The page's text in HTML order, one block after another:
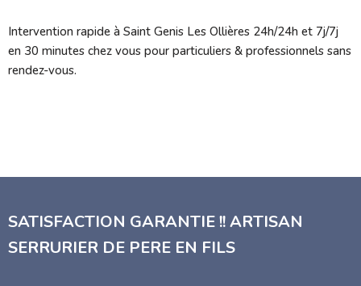
Intervention rapide à Saint Genis Les Ollières 24h/24h et 7j/7j
en 30 minutes chez vous pour particuliers & professionnels sans
rendez-vous.
SATISFACTION GARANTIE !! ARTISAN
SERRURIER DE PERE EN FILS